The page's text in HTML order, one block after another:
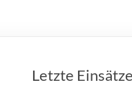
Letzte Einsätze